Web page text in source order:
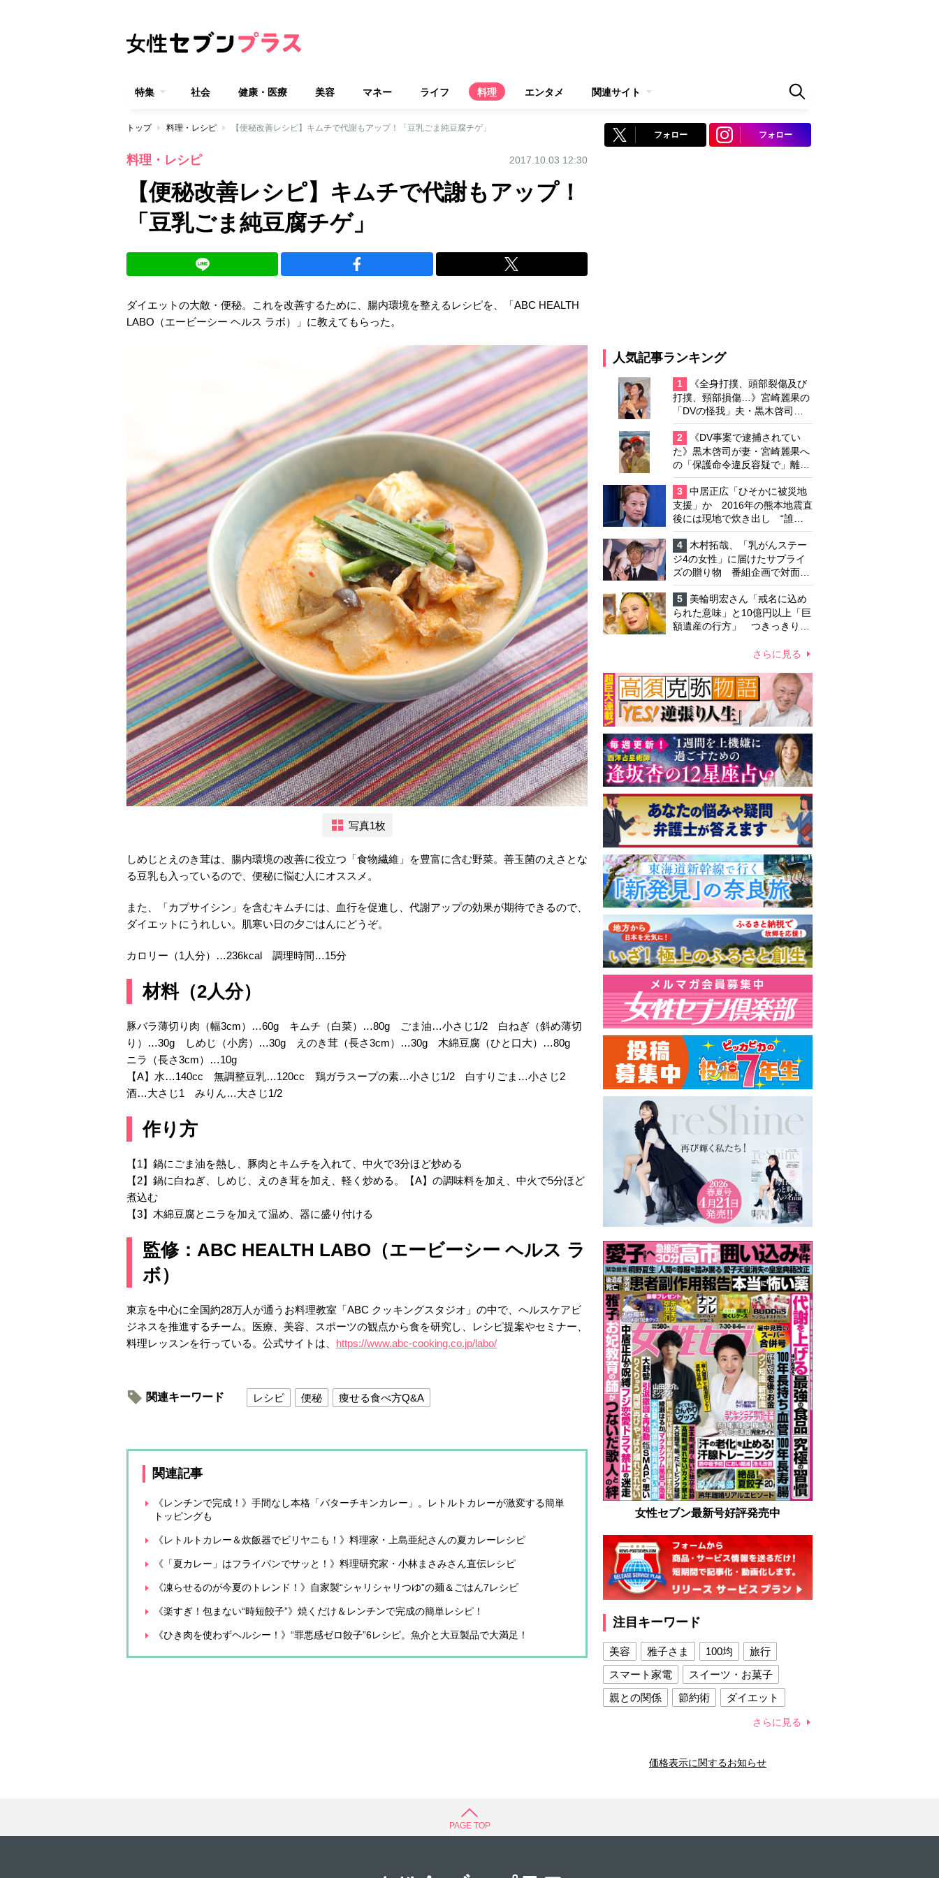
特集 社会 健康・医療 美容 マネー ライフ 料理 エンタメ 関連サイト
トップ 料理・レシピ 【便秘改善レシピ】キムチで代謝もアップ！「豆乳ごま純豆腐チゲ」
料理・レシピ 2017.10.03 12:30
【便秘改善レシピ】キムチで代謝もアップ！
「豆乳ごま純豆腐チゲ」
ダイエットの大敵・便秘。これを改善するために、腸内環境を整えるレシピを、「ABC HEALTH
LABO（エービーシー ヘルス ラボ）」に教えてもらった。
写真1枚
しめじとえのき茸は、腸内環境の改善に役立つ「食物繊維」を豊富に含む野菜。善玉菌のえさとな
る豆乳も入っているので、便秘に悩む人にオススメ。
また、「カプサイシン」を含むキムチには、血行を促進し、代謝アップの効果が期待できるので、
ダイエットにうれしい。肌寒い日の夕ごはんにどうぞ。
カロリー（1人分）…236kcal 調理時間…15分
材料（2人分）
豚バラ薄切り肉（幅3cm）…60g キムチ（白菜）…80g ごま油…小さじ1/2 白ねぎ（斜め薄切
り）…30g しめじ（小房）…30g えのき茸（長さ3cm）…30g 木綿豆腐（ひと口大）…80g
ニラ（長さ3cm）…10g
【A】水…140cc 無調整豆乳…120cc 鶏ガラスープの素…小さじ1/2 白すりごま…小さじ2
酒…大さじ1 みりん…大さじ1/2
作り方
【1】鍋にごま油を熱し、豚肉とキムチを入れて、中火で3分ほど炒める
【2】鍋に白ねぎ、しめじ、えのき茸を加え、軽く炒める。【A】の調味料を加え、中火で5分ほど
煮込む
【3】木綿豆腐とニラを加えて温め、器に盛り付ける
監修：ABC HEALTH LABO（エービーシー ヘルス ラ
ボ）
東京を中心に全国約28万人が通うお料理教室「ABC クッキングスタジオ」の中で、ヘルスケアビ
ジネスを推進するチーム。医療、美容、スポーツの観点から食を研究し、レシピ提案やセミナー、
料理レッスンを行っている。公式サイトは、 https://www.abc-cooking.co.jp/labo/
関連キーワード レシピ 便秘 痩せる食べ方Q&A
関連記事
《レンチンで完成！》手間なし本格「バターチキンカレー」。レトルトカレーが激変する簡単
トッピングも
《レトルトカレー＆炊飯器でビリヤニも！》料理家・上島亜紀さんの夏カレーレシピ
《「夏カレー」はフライパンでサッと！》料理研究家・小林まさみさん直伝レシピ
《凍らせるのが今夏のトレンド！》自家製“シャリシャリつゆ”の麺＆ごはん7レシピ
《楽すぎ！包まない“時短餃子”》焼くだけ＆レンチンで完成の簡単レシピ！
《ひき肉を使わずヘルシー！》“罪悪感ゼロ餃子”6レシピ。魚介と大豆製品で大満足！
フォロー フォロー
人気記事ランキング
1
《全身打撲、頭部裂傷及び
打撲、頸部損傷…》宮崎麗果の
「DVの怪我」夫・黒木啓司の
逮捕で始まる「夫婦の闘争」
2
《DV事案で逮捕されてい
た》黒木啓司が妻・宮崎麗果へ
の「保護命令違反容疑で」離婚
協議は「第二ステージ」へ
3
中居正広「ひそかに被災地
支援」か 2016年の熊本地震直
後には現地で炊き出し “誰に
も知られなくて良い”と、むし
ろ強まる福祉活動への思い
4
木村拓哉、「乳がんステー
ジ4の女性」に届けたサプライ
ズの贈り物 番組企画で対面し
たファンが、夢と希望を与える
心遣いに「うれしくて号泣しま
した」
5
美輪明宏さん「戒名に込め
られた意味」と10億円以上「巨
額遺産の行方」 つきっきりで
さらに見る
女性セブン最新号好評発売中
注目キーワード
美容 雅子さま 100均
旅行
スマート家電
スイーツ・お菓子
親との関係
節約術
ダイエット
夫との関係
新津春子 どか食い
さらに見る
価格表示に関するお知らせ
PAGE TOP